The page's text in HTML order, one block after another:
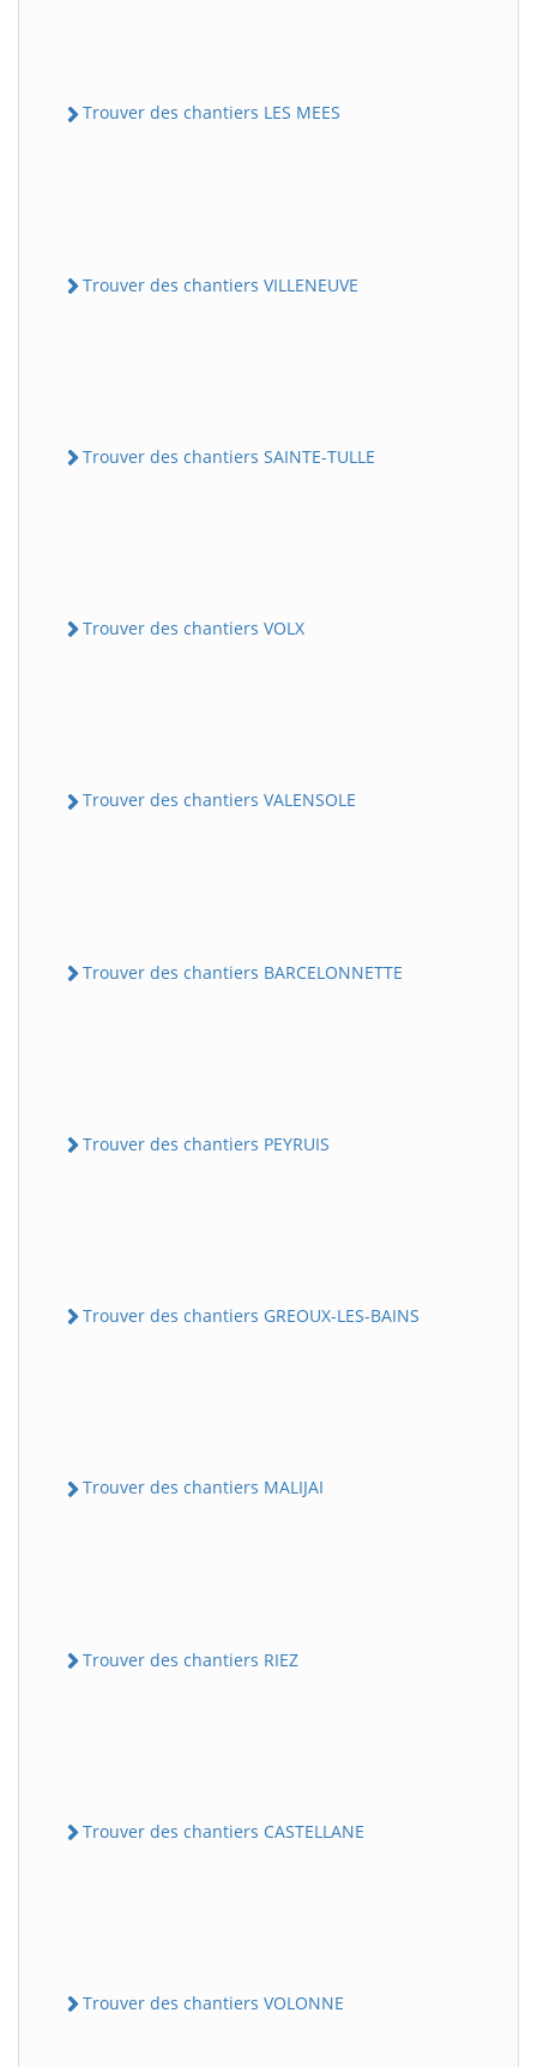
Trouver des chantiers LES MEES
Trouver des chantiers VILLENEUVE
Trouver des chantiers SAINTE-TULLE
Trouver des chantiers VOLX
Trouver des chantiers VALENSOLE
Trouver des chantiers BARCELONNETTE
Trouver des chantiers PEYRUIS
Trouver des chantiers GREOUX-LES-BAINS
Trouver des chantiers MALIJAI
Trouver des chantiers RIEZ
Trouver des chantiers CASTELLANE
Trouver des chantiers VOLONNE